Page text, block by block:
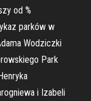
od %
parków w
Wodziczki
Park
i Izabeli